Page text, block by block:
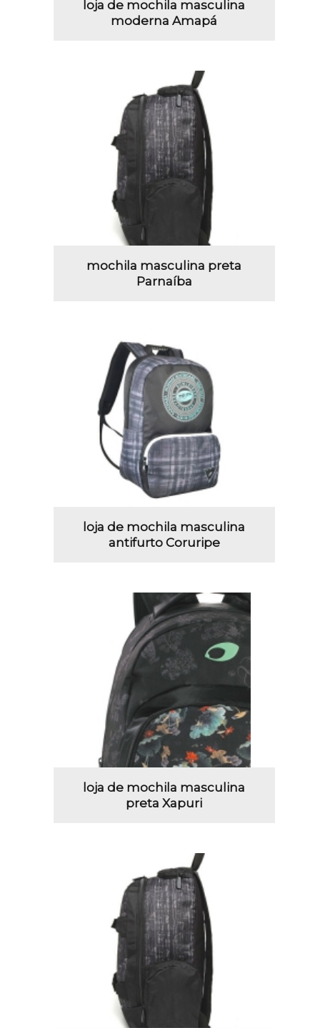
loja de mochila masculina
moderna Amapá
mochila masculina preta
Parnaíba
loja de mochila masculina
antifurto Coruripe
loja de mochila masculina
preta Xapuri